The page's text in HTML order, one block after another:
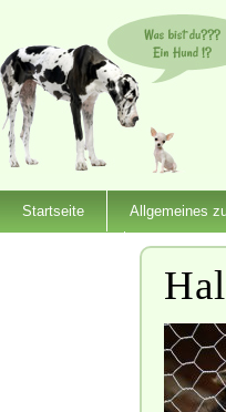
Startseite Allgemeines